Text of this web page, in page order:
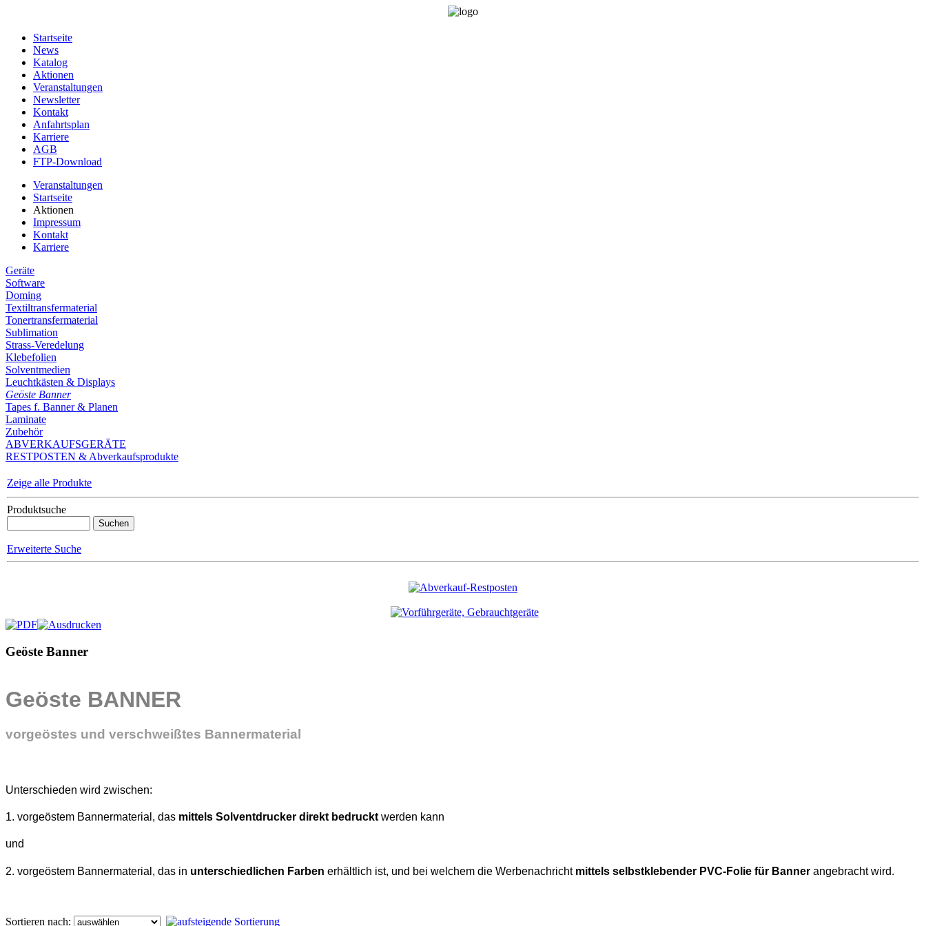
Startseite
News
Katalog
Aktionen
Veranstaltungen
Newsletter
Kontakt
Anfahrtsplan
Karriere
AGB
FTP-Download
Veranstaltungen
Startseite
Aktionen
Impressum
Kontakt
Karriere
Geräte
Software
Doming
Textiltransfermaterial
Tonertransfermaterial
Sublimation
Strass-Veredelung
Klebefolien
Solventmedien
Leuchtkästen & Displays
Geöste Banner
Tapes f. Banner & Planen
Laminate
Zubehör
ABVERKAUFSGERÄTE
RESTPOSTEN & Abverkaufsprodukte
Zeige alle Produkte
Produktsuche
Erweiterte Suche
Geöste Banner
Geöste BANNER
vorgeöstes und verschweißtes Bannermaterial
Unterschieden wird zwischen:
1. vorgeöstem Bannermaterial, das mittels Solventdrucker direkt bedruckt werden kann
und
2. vorgeöstem Bannermaterial, das in unterschiedlichen Farben erhältlich ist, und bei welchem die Werbenachricht mittels selbstklebender PVC-Folie für Banner angebracht wird.
Sortieren nach: